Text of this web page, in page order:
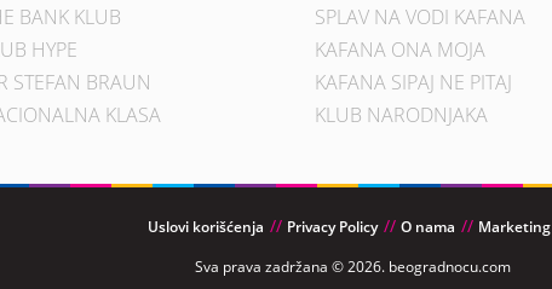
BANK KLUB
HYPE
STEFAN BRAUN
KLASA
SPLAV NA VODI KAFANA
KAFANA ONA MOJA
KAFANA SIPAJ NE PITAJ
KLUB NARODNJAKA
Uslovi korišćenja Privacy Policy O nama
Marketing
Sva prava zadržana © 2026. beogradnocu.com